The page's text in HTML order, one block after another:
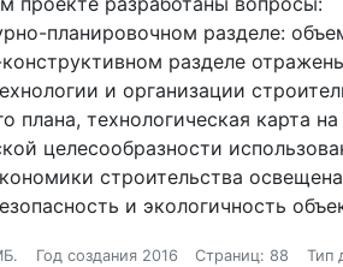
планировочном разделе:
разделе
и организации
плана, технологическая карта
целесообразности
строительства
и экологичность
Год создания 2016 Страниц: 88 Тип